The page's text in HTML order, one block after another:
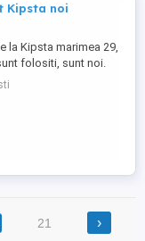
Kipsta noi
la Kipsta marimea 29,
folositi, sunt noi.
21 ›